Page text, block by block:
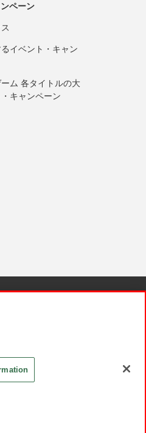
ペーン
イベント・キャン
ム 各タイトルの大
キャンペーン